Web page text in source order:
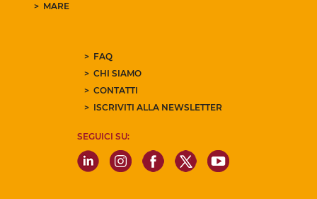
MARE
FAQ
CHI SIAMO
CONTATTI
ISCRIVITI ALLA NEWSLETTER
SEGUICI SU: